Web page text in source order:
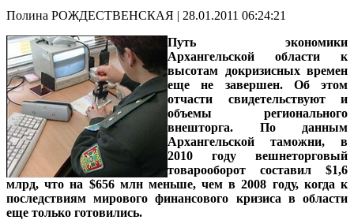
Полина РОЖДЕСТВЕНСКАЯ | 28.01.2011 06:24:21
Путь экономики
Архангельской области к
высотам докризисных времен
еще не завершен. Об этом
отчасти свидетельствуют и
объемы регионального
внешторга. По данным
Архангельской таможни, в
2010 году вешнеторговый
товарооборот составил $1,6
млрд, что на $656 млн меньше, чем в 2008 году, когда к
последствиям мирового финансового кризиса в области
еще только готовились.